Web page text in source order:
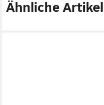
Ähnliche Artikel